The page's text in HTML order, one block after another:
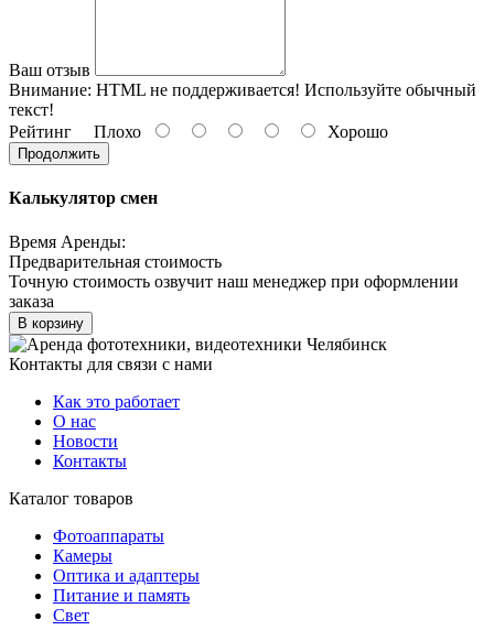
Ваш отзыв
Внимание: HTML не поддерживается! Используйте обычный
текст!
Рейтинг Плохо Хорошо
Продолжить
Калькулятор смен
Время Аренды:
Предварительная стоимость
Точную стоимость озвучит наш менеджер при оформлении
заказа
В корзину
Контакты для связи с нами
Как это работает
О нас
Новости
Контакты
Каталог товаров
Фотоаппараты
Камеры
Оптика и адаптеры
Питание и память
Свет